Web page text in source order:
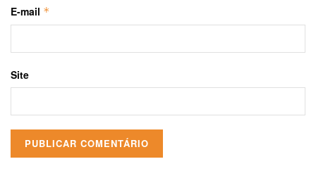
E-mail *
Site